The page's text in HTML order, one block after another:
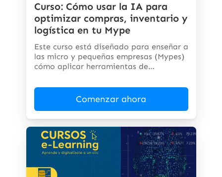
Curso: Cómo usar la IA para
optimizar compras, inventario y
logística en tu Mype
Este curso está diseñado para enseñar a
las micro y pequeñas empresas (Mypes)
cómo aplicar herramientas de
Comenzar ahora